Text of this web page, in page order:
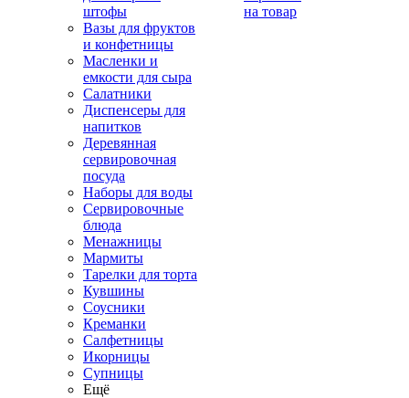
штофы
Вазы для фруктов
и конфетницы
Масленки и
емкости для сыра
Салатники
Диспенсеры для
напитков
Деревянная
сервировочная
посуда
Наборы для воды
Сервировочные
блюда
Менажницы
Мармиты
Тарелки для торта
Кувшины
Соусники
Креманки
Салфетницы
Икорницы
Супницы
Ещё
на товар